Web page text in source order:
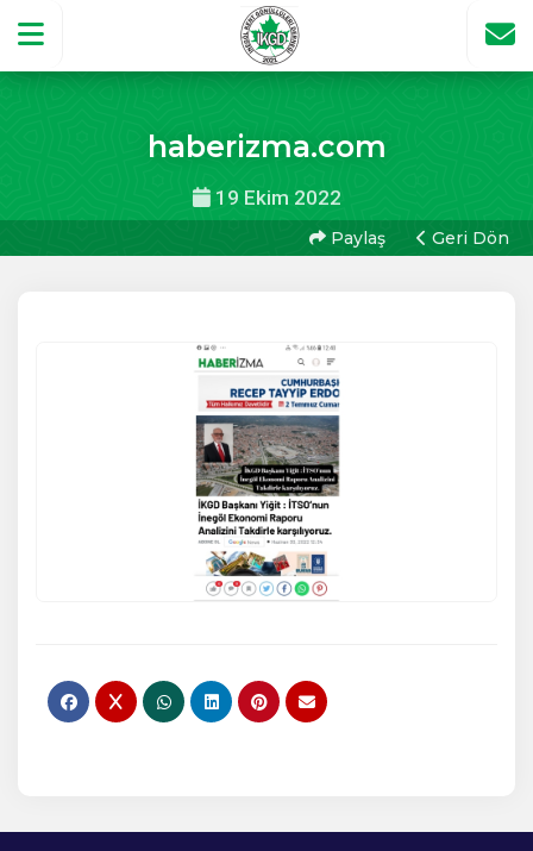
haberizma.com
19 Ekim 2022
Paylaş Geri Dön